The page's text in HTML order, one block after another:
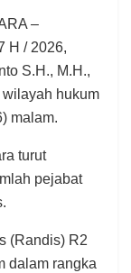
–
H / 2026,
S.H., M.H.,
hukum
malam.
turut
pejabat
(Randis) R2
dalam rangka